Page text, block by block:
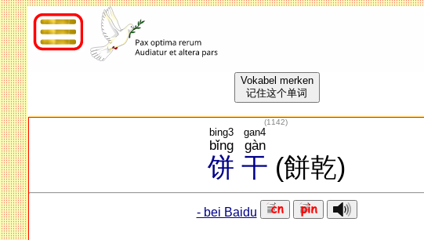
Vokabel merken
记住这个单词
(1142)
饼
bǐng
bing3
干
gàn
gan4
(餅乾)
- bei Baidu